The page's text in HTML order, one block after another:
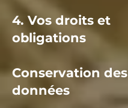
4. Vos droits et
obligations
Conservation des
données